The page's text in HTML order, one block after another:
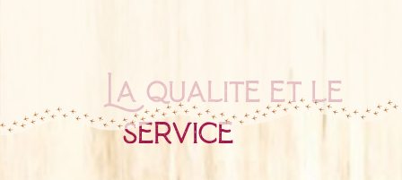
La qualité et le
service